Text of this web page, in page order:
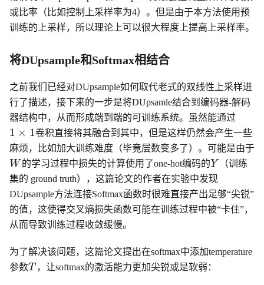
或比率（比如控制上采样率为4）。但是由于本方法使用预
训练的上采样，所以理论上可以很大程度上提高上采样率。
将DUpsample和Softmax相结合
之前我们已经对DUpsample如何取代老式的双线性上采样进
行了描述，接下来的一步是将DUpsamle结合到编码器-解码
器结构中，从而形成端到端的可训练系统。虽然能通过
1
1 × 1卷积直接将其融合到其中，但是这样仍然会产生一些
麻烦，比如加大训练难度（毕竟层数变多了）。可能是由于
W 的学习过程中损失的计算使用了one-hot编码的Y
Y
（训练
集的 ground truth），这篇论文的作者在实验中发现
DUpsample方法连接Softmax函数时很难直接产出足够“尖锐”
的值，这使得交叉熵损失函数可能在训练过程中被“卡住”，
从而导致训练过程收敛缓慢。
为了解决该问题，这篇论文提出在softmax中添加temperature
参数T
T ，让softmax的激活能力更加尖锐或是软弱：